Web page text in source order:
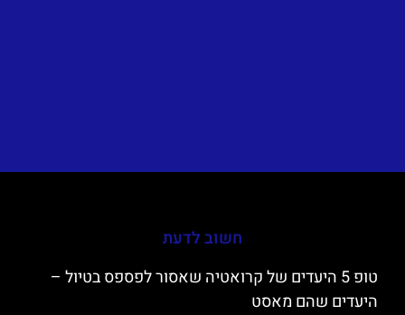
חשוב לדעת
טופ 5 היעדים של קרואטיה שאסור לפספס בטיול –
היעדים שהם מאסט